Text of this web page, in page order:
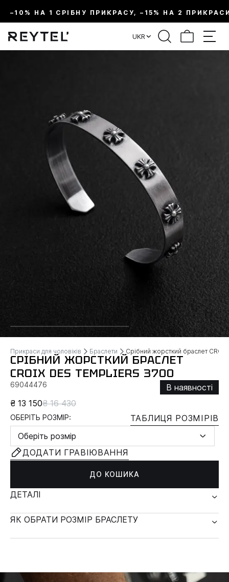
–10% НА 1 СРІБНУ ПРИКРАСУ, –15% НА 2
UKR
Прикраси для чоловіків Браслети Срібний жорсткий браслет CROIX
СРІБНИЙ ЖОРСТКИЙ БРАСЛЕТ
CROIX DES TEMPLIERS 3700
69044476
В наявності
₴ 13 150₴ 16 430
ОБЕРІТЬ РОЗМІР:
ТАБЛИЦЯ РОЗМІРІВ
Оберіть розмір
ДОДАТИ ГРАВІЮВАННЯ
ДО КОШИКА
ДЕТАЛІ
ЯК ОБРАТИ РОЗМІР БРАСЛЕТУ